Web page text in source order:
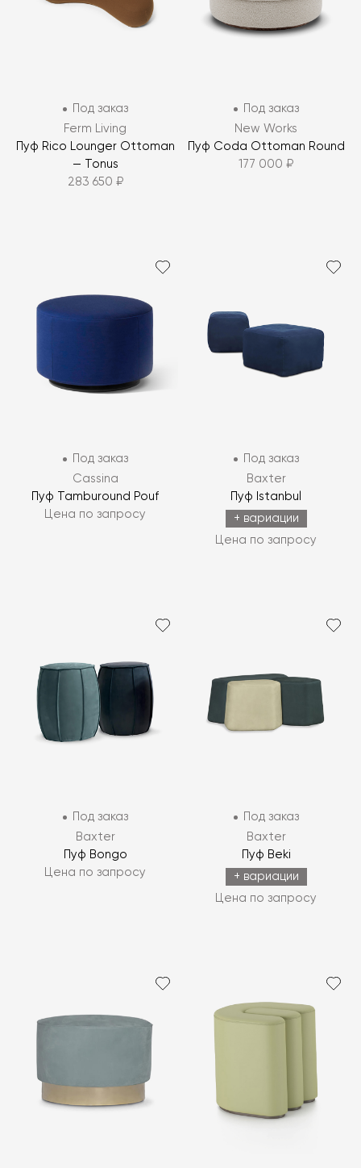
Под заказ
Ferm Living
Пуф Rico Lounger Ottoman
— Tonus
283 650 ₽
Под заказ
New Works
Пуф Coda Ottoman Round
177 000 ₽
Под заказ
Cassina
Пуф Tamburound Pouf
Цена по запросу
Под заказ
Baxter
Пуф Istanbul
+ вариации
Цена по запросу
Под заказ
Baxter
Пуф Bongo
Цена по запросу
Под заказ
Baxter
Пуф Beki
+ вариации
Цена по запросу